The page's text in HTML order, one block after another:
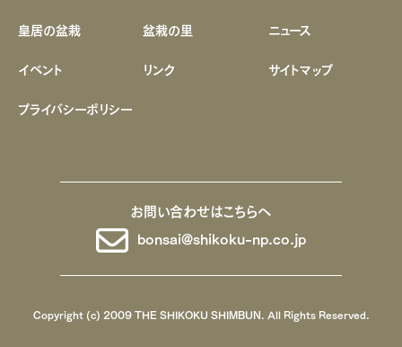
皇居の盆栽
盆栽の里
ニュース
イベント
リンク
サイトマップ
プライバシーポリシー
お問い合わせはこちらへ
bonsai@shikoku-np.co.jp
Copyright (c) 2009 THE SHIKOKU SHIMBUN. All Rights Reserved.